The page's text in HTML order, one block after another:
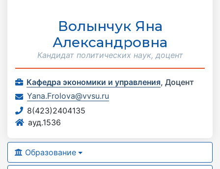
Волынчук Яна
Александровна
Кандидат политических наук, доцент
Кафедра экономики и управления, Доцент
Yana.Frolova@vvsu.ru
8(423)2404135
ауд.1536
Образование